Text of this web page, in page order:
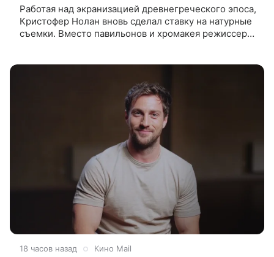
Работая над экранизацией древнегреческого эпоса,
Кристофер Нолан вновь сделал ставку на натурные
съемки. Вместо павильонов и хромакея режиссер
18 часов назад Кино Mail